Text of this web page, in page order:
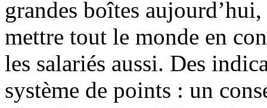
grandes boîtes
mettre tout le monde en
les salariés aussi. Des
système de points : un